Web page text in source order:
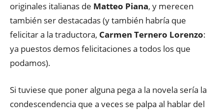
originales italianas de Matteo Piana, y merecen
también ser destacadas (y también habría que
felicitar a la traductora, Carmen Ternero Lorenzo:
ya puestos demos felicitaciones a todos los que
podamos).
Si tuviese que poner alguna pega a la novela sería la
condescendencia que a veces se palpa al hablar del